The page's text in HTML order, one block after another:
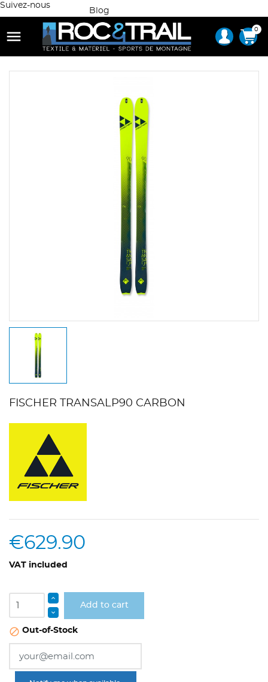
Suivez-nous
Blog
 0
FISCHER TRANSALP90 CARBON
€629.90
VAT included
Add to cart
 Out-of-Stock